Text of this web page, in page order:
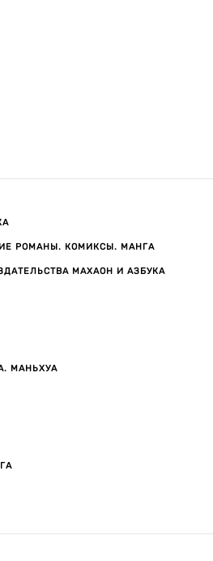
РОМАНЫ. КОМИКСЫ. МАНГА
МАХАОН И АЗБУКА
МАНЬХУА